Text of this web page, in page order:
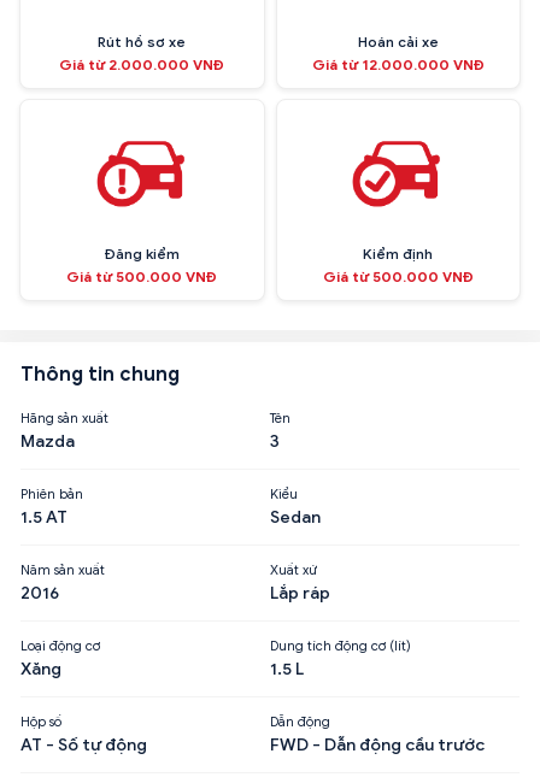
Rút hồ sơ xe
Giá từ 2.000.000 VNĐ
Hoán cải xe
Giá từ 12.000.000 VNĐ
Đăng kiểm
Giá từ 500.000 VNĐ
Kiểm định
Giá từ 500.000 VNĐ
Thông tin chung
Hãng sản xuất
Mazda
Tên
3
Phiên bản
1.5 AT
Kiểu
Sedan
Năm sản xuất
2016
Xuất xứ
Lắp ráp
Loại động cơ
Xăng
Dung tích động cơ (lít)
1.5 L
Hộp số
AT - Số tự động
Dẫn động
FWD - Dẫn động cầu trước